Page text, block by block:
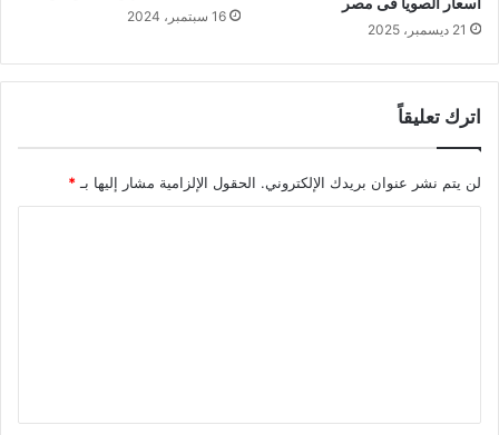
21 ديسمبر، 2025
16 سبتمبر، 2024
اترك تعليقاً
لن يتم نشر عنوان بريدك الإلكتروني. الحقول الإلزامية مشار إليها بـ *
ق